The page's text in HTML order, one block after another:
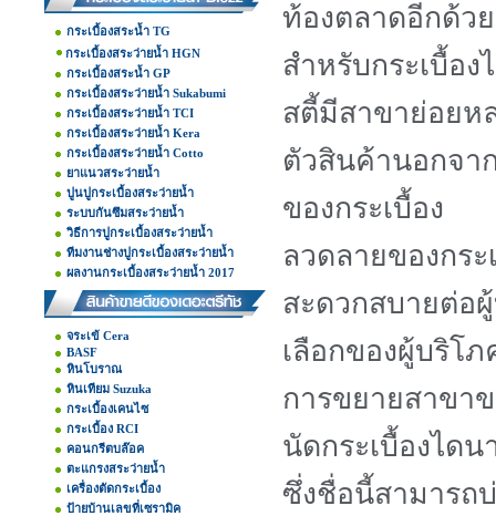
กระเบื้องสระน้ำ TG
กระเบื้องสระว่ายน้ำ HGN
กระเบื้องสระน้ำ GP
กระเบื้องสระว่ายน้ำ Sukabumi
กระเบื้องสระว่ายน้ำ TCI
กระเบื้องสระว่ายน้ำ Kera
กระเบื้องสระว่ายน้ำ Cotto
ยาแนวสระว่ายน้ำ
ปูนปูกระเบื้องสระว่ายน้ำ
ระบบกันซึมสระว่ายน้ำ
วิธีการปูกระเบื้องสระว่ายน้ำ
ทีมงานช่างปูกระเบื้องสระว่ายน้ำ
ผลงานกระเบื้องสระว่ายน้ำ 2017
จระเข้ Cera
BASF
หินโบราณ
หินเทียม Suzuka
กระเบื้องเคนไซ
กระเบื้อง RCI
คอนกรีตบล๊อค
ตะแกรงสระว่ายน้ำ
เครื่องตัดกระเบื้อง
ป้ายบ้านเลขที่เซรามิค
ท้องตลาดอีกด้วย
สำหรับกระเบื้อ
สตี้มีสาขาย่อยห
ตัวสินค้านอกจา
ของกระเบื้อง
ลวดลายของกร
สะดวกสบายต่อ
เลือกของผู้บริโ
การขยายสาขา
นัดกระเบื้องไดน
ซึ่งชื่อนี้สามารถ